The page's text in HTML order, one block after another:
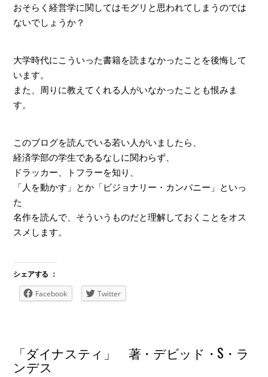
おそらく経営学に関してはモグリと思われてしまうのでは
ないでしょうか？
大学時代にこういった書籍を読まなかったことを後悔して
います。
また、周りに教えてくれる人がいなかったことも恨みま
す。
このブログを読んでいる若い人がいましたら、
経済学部の学生であるなしに関わらず、
ドラッカー、トフラーを知り、
「人を動かす」とか「ビジョナリー・カンパニー」といっ
た
名作を読んで、そういうものだと理解しておくことをオス
スメします。
シェアする ：
Facebook
Twitter
「ダイナスティ」 著・デビッド・S・ラ
ンデス